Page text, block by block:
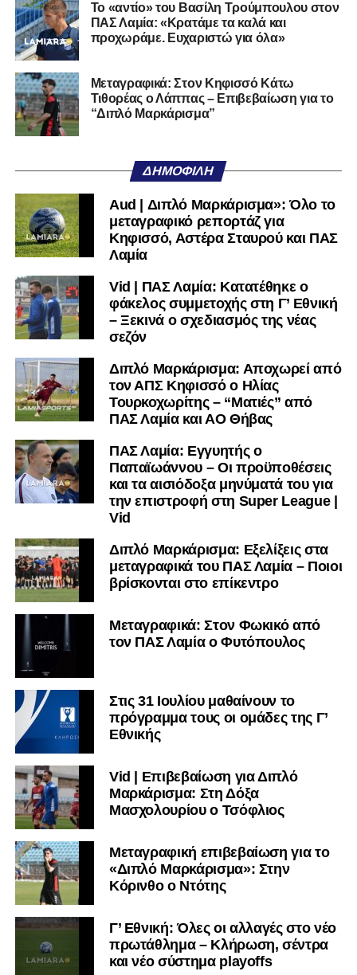
ποδοσφαιρική του διαδρομή από τον Απόλλωνα Σμύρνης.
Τον καλωσορίζουμε στην οικογένεια του Σαρωνικού και
του ευχόμαστε υγεία και επιτυχίες.»
Ακολουθήστε τοlamiara.grστοGoogle Newsγια να
μαθαίνετε πρώτοι τα κυανόλευκα νέα στην Ελλάδα και τον
Twitterκαι στοInstagram
μαθαίνετε σε χρόνο dt όλα τα νέα.
Το «αντίο» του Βασίλη Τρούμπουλου στον
ΠΑΣ Λαμία: «Κρατάμε τα καλά και
προχωράμε. Ευχαριστώ για όλα»
Μεταγραφικά: Στον Κηφισσό Κάτω
Τιθορέας ο Λάππας – Επιβεβαίωση για το
“Διπλό Μαρκάρισμα”
ΔΗΜΟΦΙΛΉ
Aud | Διπλό Μαρκάρισμα»: Όλο το
μεταγραφικό ρεπορτάζ για
Κηφισσό, Αστέρα Σταυρού και ΠΑΣ
Λαμία
Vid | ΠΑΣ Λαμία: Κατατέθηκε ο
φάκελος συμμετοχής στη Γ’ Εθνική
– Ξεκινά ο σχεδιασμός της νέας
σεζόν
Διπλό Μαρκάρισμα: Αποχωρεί από
τον ΑΠΣ Κηφισσό ο Ηλίας
Τουρκοχωρίτης – “Ματιές” από
ΠΑΣ Λαμία και ΑΟ Θήβας
ΠΑΣ Λαμία: Εγγυητής ο
Παπαϊωάννου – Οι προϋποθέσεις
και τα αισιόδοξα μηνύματά του για
την επιστροφή στη Super League |
Vid
Διπλό Μαρκάρισμα: Εξελίξεις στα
μεταγραφικά του ΠΑΣ Λαμία – Ποιοι
βρίσκονται στο επίκεντρο
Μεταγραφικά: Στον Φωκικό από
τον ΠΑΣ Λαμία ο Φυτόπουλος
Στις 31 Ιουλίου μαθαίνουν το
πρόγραμμα τους οι ομάδες της Γ’
Εθνικής
Vid | Επιβεβαίωση για Διπλό
Μαρκάρισμα: Στη Δόξα
Μασχολουρίου ο Τσόφλιος
Μεταγραφική επιβεβαίωση για το
«Διπλό Μαρκάρισμα»: Στην
Κόρινθο ο Ντότης
Γ’ Εθνική: Όλες οι αλλαγές στο νέο
πρωτάθλημα – Κλήρωση, σέντρα
και νέο σύστημα playoffs